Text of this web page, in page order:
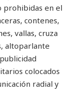
prohibidas en el
contenes,
vallas, cruza
altoparlante
colocados
radial y